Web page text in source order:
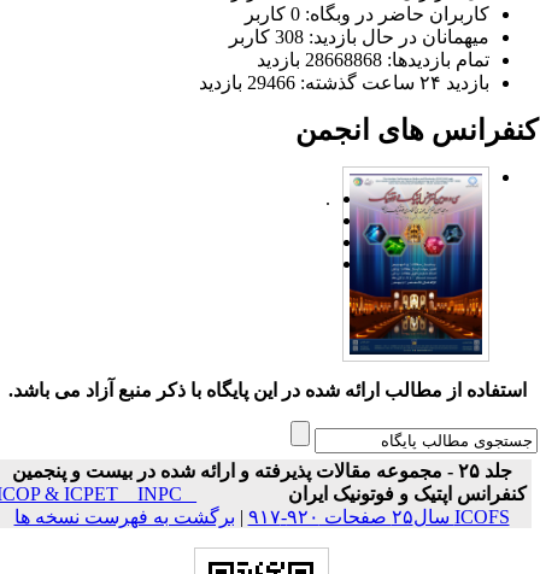
کاربران حاضر در وبگاه: 0 کاربر
میهمانان در حال بازدید: 308 کاربر
تمام بازدید‌ها: 28668868 بازدید
بازدید ۲۴ ساعت گذشته: 29466 بازدید
های انجمن
.
استفاده از مطالب ارائه شده در این پایگاه با ذکر منبع آزاد می باشد.
جلد ۲۵ - مجموعه مقالات پذیرفته و ارائه شده در بیست و پنجمین
کنفرانس اپتیک و فوتونیک ایران
ICOP & ICPET _ INPC _
ICOFS سال۲۵ صفحات ۹۲۰-۹۱۷
|برگشت به فهرست نسخه ها